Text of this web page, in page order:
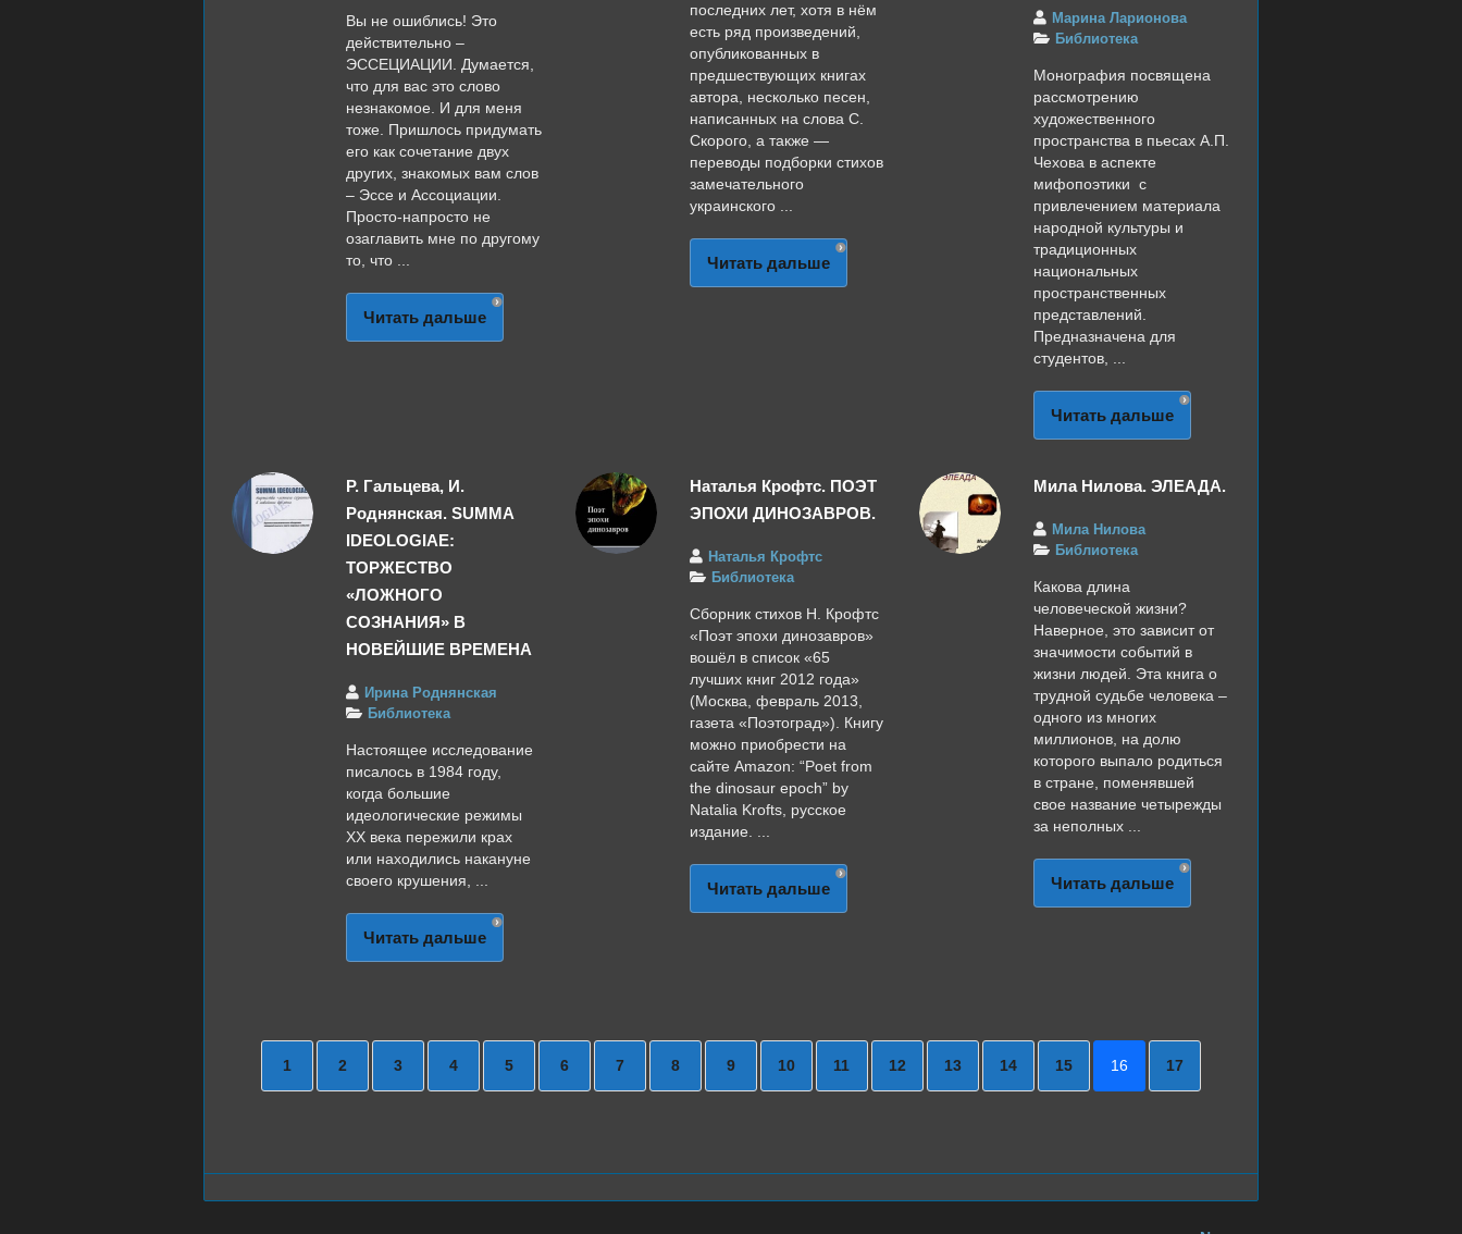
Вы не ошиблись! Это
действительно –
ЭССЕЦИАЦИИ. Думается,
что для вас это слово
незнакомое. И для меня
тоже. Пришлось придумать
его как сочетание двух
других, знакомых вам слов
– Эссе и Ассоциации.
Просто-напросто не
озаглавить мне по другому
то, что ...
Читать дальше
последних лет, хотя в нём
есть ряд произведений,
опубликованных в
предшествующих книгах
автора, несколько песен,
написанных на слова С.
Скорого, а также —
переводы подборки стихов
замечательного
украинского ...
Читать дальше
Марина Ларионова
Библиотека
Монография посвящена
рассмотрению
художественного
пространства в пьесах А.П.
Чехова в аспекте
мифопоэтики с
привлечением материала
народной культуры и
традиционных
национальных
пространственных
представлений.
Предназначена для
студентов, ...
Читать дальше
Р. Гальцева, И.
Роднянская. SUMMA
IDEOLOGIAE:
ТОРЖЕСТВО
«ЛОЖНОГО
СОЗНАНИЯ» В
НОВЕЙШИЕ ВРЕМЕНА
Ирина Роднянская
Библиотека
Настоящее исследование
писалось в 1984 году,
когда большие
идеологические режимы
ХХ века пережили крах
или находились накануне
своего крушения, ...
Читать дальше
Наталья Крофтс. ПОЭТ
ЭПОХИ ДИНОЗАВРОВ.
Наталья Крофтс
Библиотека
Сборник стихов Н. Крофтс
«Поэт эпохи динозавров»
вошёл в список «65
лучших книг 2012 года»
(Москва, февраль 2013,
газета «Поэтоград»). Книгу
можно приобрести на
сайте Amazon: “Poet from
the dinosaur epoch” by
Natalia Krofts, русское
издание. ...
Читать дальше
Мила Нилова. ЭЛЕАДА.
Мила Нилова
Библиотека
Какова длина
человеческой жизни?
Наверное, это зависит от
значимости событий в
жизни людей. Эта книга о
трудной судьбе человека –
одного из многих
миллионов, на долю
которого выпало родиться
в стране, поменявшей
свое название четырежды
за неполных ...
Читать дальше
1 2 3 4 5 6 7 8 9 10 11 12 13 14 15 16 17